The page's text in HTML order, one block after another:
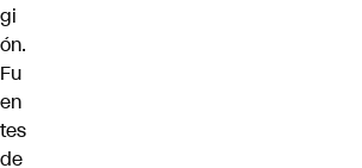
gi
ón.
Fu
en
tes
de